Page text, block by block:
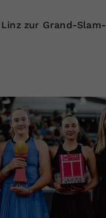
zur Grand-Slam-